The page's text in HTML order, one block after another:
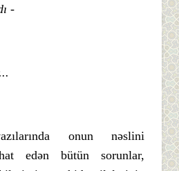
-
onun nəslini
edən bütün sorunlar,